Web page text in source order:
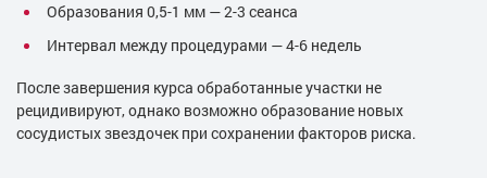
Образования 0,5-1 мм — 2-3 сеанса
Интервал между процедурами — 4-6 недель
После завершения курса обработанные участки не
рецидивируют, однако возможно образование новых
сосудистых звездочек при сохранении факторов риска.